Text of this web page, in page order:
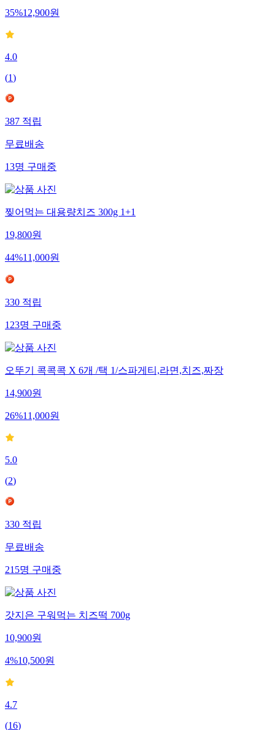
35%12,900원
4.0
(1)
387적립
무료배송
13명구매중
찢어먹는 대용량치즈 300g 1+1
19,800원
44%11,000원
330적립
123명구매중
오뚜기 콕콕콕 X 6개 /택 1/스파게티,라면,치즈,짜장
14,900원
26%11,000원
5.0
(2)
330적립
무료배송
215명구매중
갓지은 구워먹는 치즈떡 700g
10,900원
4%10,500원
4.7